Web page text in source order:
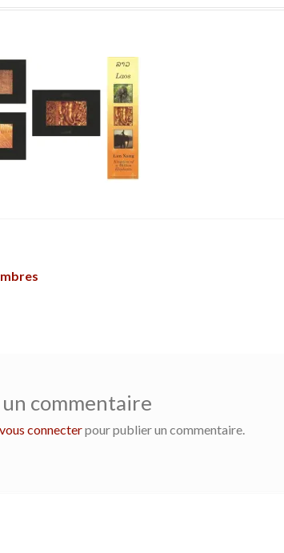
un commentaire
vous connecterpour publier un commentaire.